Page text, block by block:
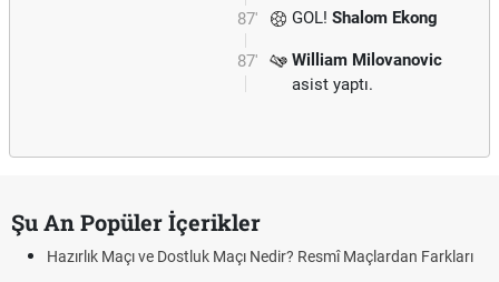
87' GOL! Shalom Ekong
87'
William Milovanovic
asist yaptı.
Şu An Popüler İçerikler
Hazırlık Maçı ve Dostluk Maçı Nedir? Resmî Maçlardan Farkları